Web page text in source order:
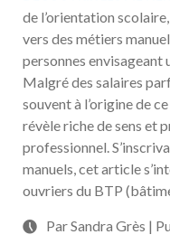
de l’orientation
vers des métiers
personnes envisageant
Malgré des salaires
souvent à l’origine de
révèle riche de sens et
professionnel.
manuels, cet article
ouvriers du BTP
Par Sandra Grès |